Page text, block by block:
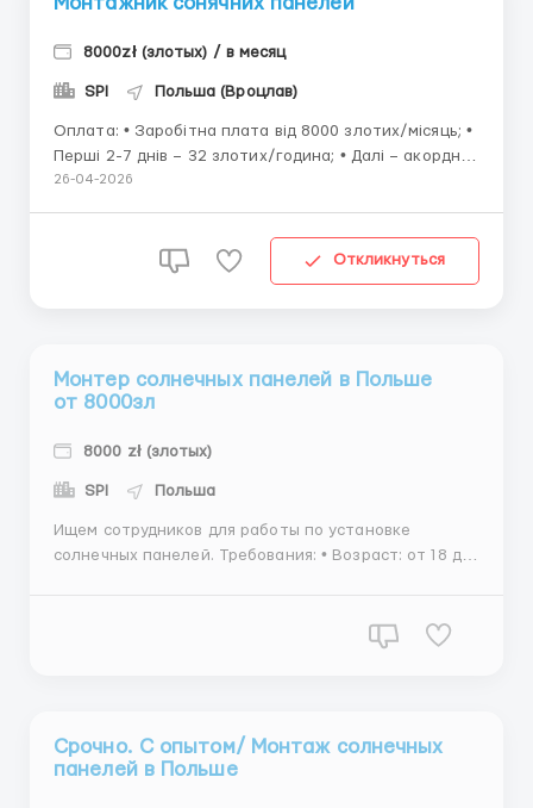
8000zł (злотых) / в месяц
SPI Польша (Вроцлав)
Оплата: • Заробітна плата від 8000 злотих/місяць; •
Перші 2-7 днів – 32 злотих/година; • Далі – акордна
система • Аванс за необхідності; • Виплата
26-04-2026
Откликнуться
Монтер солнечных панелей в Польше
от 8000зл
8000 zł (злотых)
SPI Польша
Ищем сотрудников для работы по установке
солнечных панелей. Требования: • Возраст: от 18 до
• Проживание за счет компании; • Бесплатный
Срочно. С опытом/ Монтаж солнечных
панелей в Польше